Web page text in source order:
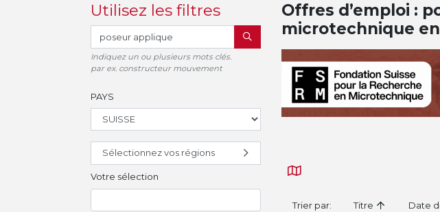
Utilisez les filtres
RECHERCHER
Indiquez un ou plusieurs mots clés.
par ex. constructeur mouvement
PAYS
Sélectionnez vos régions
Votre sélection
Offres d’emploi :
microtechnique
Trier par: Titre Date